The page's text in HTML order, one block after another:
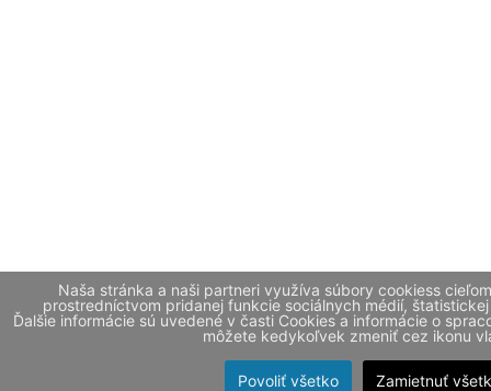
Naša stránka a naši partneri využíva súbory cookiess
prostredníctvom pridanej funkcie sociálnych médií,
Ďalšie informácie sú uvedené v časti Cookies a informácie o
môžete kedykoľvek zmeniť cez ikonu
Povoliť všetko Zamietnuť